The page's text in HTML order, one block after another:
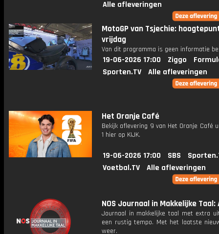
Alle afleveringen
MotoGP van Tsjechie:
vrijdag
Van dit programma is geen informatie
19-06-2026 17:00 Ziggo
Sporten.TV
Alle afleveringen
Het Oranje Café
Bekijk aflevering 9 van Het Oranje Café
1 hier op KIJK.
19-06-2026 17:00 SBS
Voetbal.TV
Alle afleveringen
NOS Journaal in Makkelijke Taal:
Journaal in makkelijke taal met extra
een rustig tempo. Met het laatste
weer.